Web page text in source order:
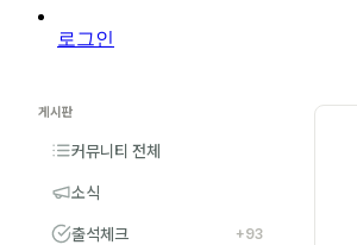
로그인
게시판
커뮤니티 전체
소식
출석체크 +93